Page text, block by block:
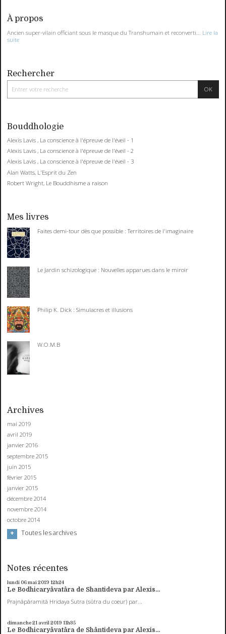
À propos
Ancien super-vilain officiant sous le masque du Transhumain et reconverti...
Lire la
suite
Rechercher
Bouddhologie
Alexis Lavis , La conscience à l'épreuve de l'éveil - 1
Alexis Lavis , La conscience à l'épreuve de l'éveil - 2
Alexis Lavis , La conscience à l'épreuve de l'éveil - 3
Alan Watts, L'Esprit du Zen
Robert Wright, Le Bouddhisme a raison
Mes livres
Faites demi-tour dès que possible : Territoires de l'imaginaire
Le Jardin schizologique : Nouvelles apparues dans le miroir
Philip K. Dick : Simulacres et illusions
W.O.M.B
Archives
mai 2019
avril 2019
janvier 2016
septembre 2015
juin 2015
février 2015
janvier 2015
décembre 2014
novembre 2014
octobre 2014
Toutes les archives
Notes récentes
lundi 06mai 2019 12h24
Le Bodhicaryâvatâra de Shantideva par Alexis...
Prajnâpâramitâ Hridaya Sutra (sûtra du coeur) par...
dimanche 21 avril 2019 11h35
Le Bodhicaryâvatâra de Shântideva par Alexis...